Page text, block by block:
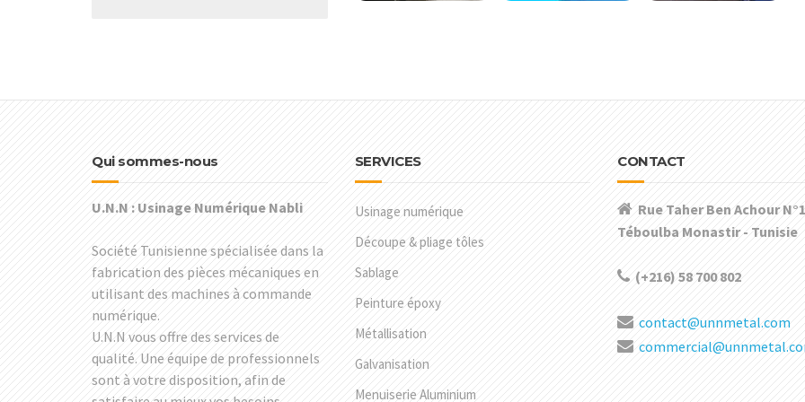
Qui sommes-nous
U.N.N : Usinage Numérique Nabli
Société Tunisienne spécialisée dans la
fabrication des pièces mécaniques en
utilisant des machines à commande
numérique.
U.N.N vous offre des services de
qualité. Une équipe de professionnels
sont à votre disposition, afin de
SERVICES
Usinage numérique
Découpe & pliage tôles
Sablage
Peinture époxy
Métallisation
Galvanisation
Menuiserie Aluminium
CONTACT
Rue Taher Ben Achour
Téboulba Monastir - Tunisie
(+216) 58 700 802
contact@unnmetal.com